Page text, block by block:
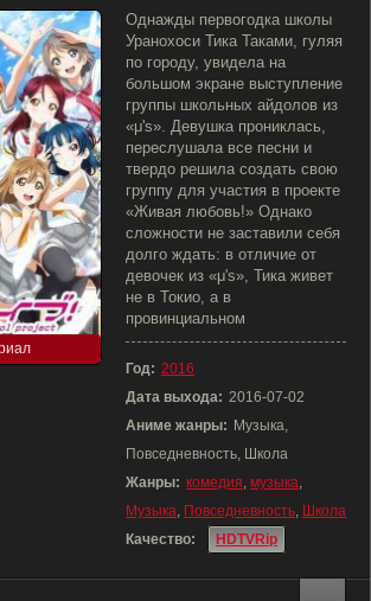
Однажды первогодка школы
Уранохоси Тика Таками, гуляя
по городу, увидела на
большом экране выступление
группы школьных айдолов из
«μ's». Девушка прониклась,
переслушала все песни и
твердо решила создать свою
группу для участия в проекте
«Живая любовь!» Однако
сложности не заставили себя
долго ждать: в отличие от
девочек из «μ's», Тика живет
не в Токио, а в
провинциальном
Год: 2016
Дата выхода: 2016-07-02
Аниме жанры: Музыка,
Повседневность, Школа
Жанры: комедия, музыка,
Музыка, Повседневность, Школа
Качество:
HDTVRip